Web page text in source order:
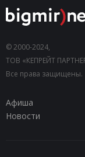
© 2000-2024,
ТОВ «КЕПРЕЙТ
Все права защищены.
Афиша
Новости